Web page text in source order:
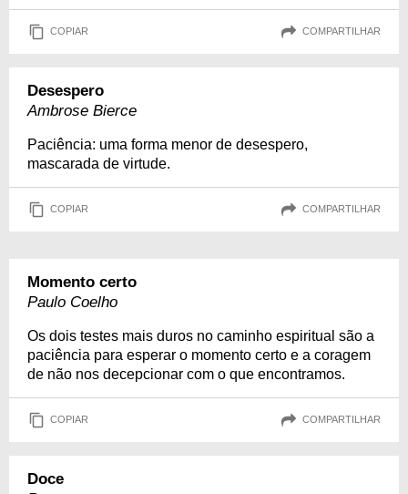
COPIAR COMPARTILHAR
Desespero
Ambrose Bierce
Paciência: uma forma menor de desespero,
mascarada de virtude.
COPIAR COMPARTILHAR
Momento certo
Paulo Coelho
Os dois testes mais duros no caminho espiritual são a
paciência para esperar o momento certo e a coragem
de não nos decepcionar com o que encontramos.
COPIAR COMPARTILHAR
Doce